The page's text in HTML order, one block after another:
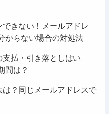
きない！メールアドレ
からない場合の対処法
払・引き落としはい
間は？
？同じメールアドレスで